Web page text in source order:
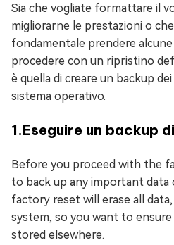
Sia che vogliate formattare il
migliorarne le prestazioni o
fondamentale prendere
procedere con un ripristino
è quella di creare un backup
sistema operativo.
1.Eseguire un backup
Before you proceed with the
to back up any important data
factory reset will erase all
system, so you want to
stored elsewhere.